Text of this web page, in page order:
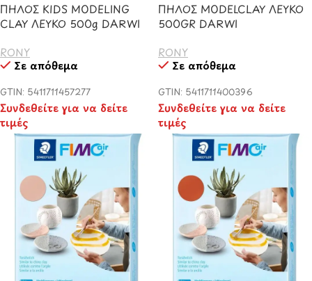
ΠΗΛΟΣ KIDS MODELING
CLAY ΛΕΥΚΟ 500g DARWI
RONY
Σε απόθεμα
GTIN: 5411711457277
Συνδεθείτε για να δείτε
τιμές
ΠΗΛΟΣ MODELCLAY ΛΕΥΚΟ
500GR DARWI
RONY
Σε απόθεμα
GTIN: 5411711400396
Συνδεθείτε για να δείτε
τιμές